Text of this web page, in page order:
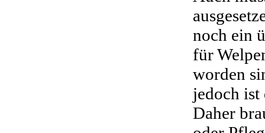
noch ein
für
worden
jedoch ist
Daher